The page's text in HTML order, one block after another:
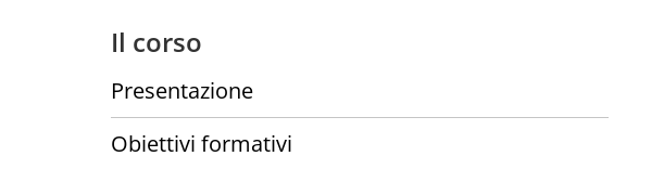
Il corso
Presentazione
Obiettivi formativi